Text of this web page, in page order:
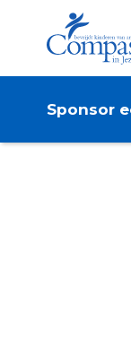
Sponsor